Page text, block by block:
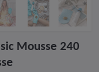
Mousse 240